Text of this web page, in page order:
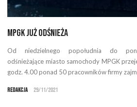
MPGK już odśnieża
Od niedzielnego popołudnia do
odśnieżające miasto samochody MPGK
godz. 4.00 ponad 50 pracowników firmy
Redakcja 29/11/2021